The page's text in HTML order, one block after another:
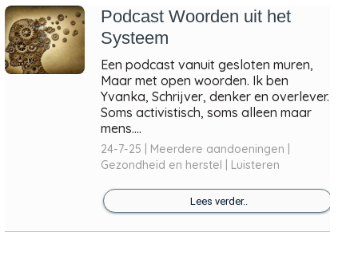
Podcast Woorden uit het
Systeem
Een podcast vanuit gesloten muren,
Maar met open woorden. Ik ben
Yvanka, Schrijver, denker en overlever.
Soms activistisch, soms alleen maar
mens....
24-7-25 | Meerdere aandoeningen |
Gezondheid en herstel | Luisteren
Lees verder..